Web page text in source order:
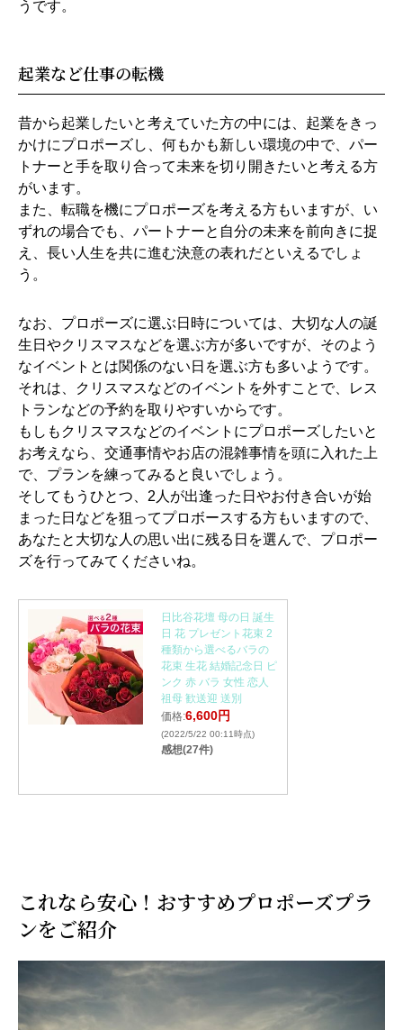
うです。
起業など仕事の転機
昔から起業したいと考えていた方の中には、起業をきっ
かけにプロポーズし、何もかも新しい環境の中で、パー
トナーと手を取り合って未来を切り開きたいと考える方
がいます。
また、転職を機にプロポーズを考える方もいますが、い
ずれの場合でも、パートナーと自分の未来を前向きに捉
え、長い人生を共に進む決意の表れだといえるでしょ
う。
なお、プロポーズに選ぶ日時については、大切な人の誕
生日やクリスマスなどを選ぶ方が多いですが、そのよう
なイベントとは関係のない日を選ぶ方も多いようです。
それは、クリスマスなどのイベントを外すことで、レス
トランなどの予約を取りやすいからです。
もしもクリスマスなどのイベントにプロポーズしたいと
お考えなら、交通事情やお店の混雑事情を頭に入れた上
で、プランを練ってみると良いでしょう。
そしてもうひとつ、2人が出逢った日やお付き合いが始
まった日などを狙ってプロボースする方もいますので、
あなたと大切な人の思い出に残る日を選んで、プロポー
ズを行ってみてくださいね。
日比谷花壇 母の日 誕生
日 花 プレゼント花束 2
種類から選べるバラの
花束 生花 結婚記念日 ピ
ンク 赤 バラ 女性 恋人
祖母 歓送迎 送別
価格:6,600円
(2022/5/22 00:11時点)
感想(27件)
これなら安心！おすすめプロポーズプラ
ンをご紹介